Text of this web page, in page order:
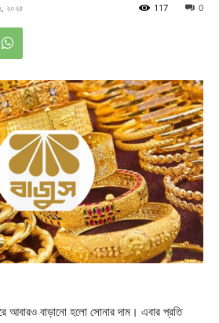
২০২৫ 0
117
আবারও বাড়ানো হলো সোনার দাম। এবার প্রতি